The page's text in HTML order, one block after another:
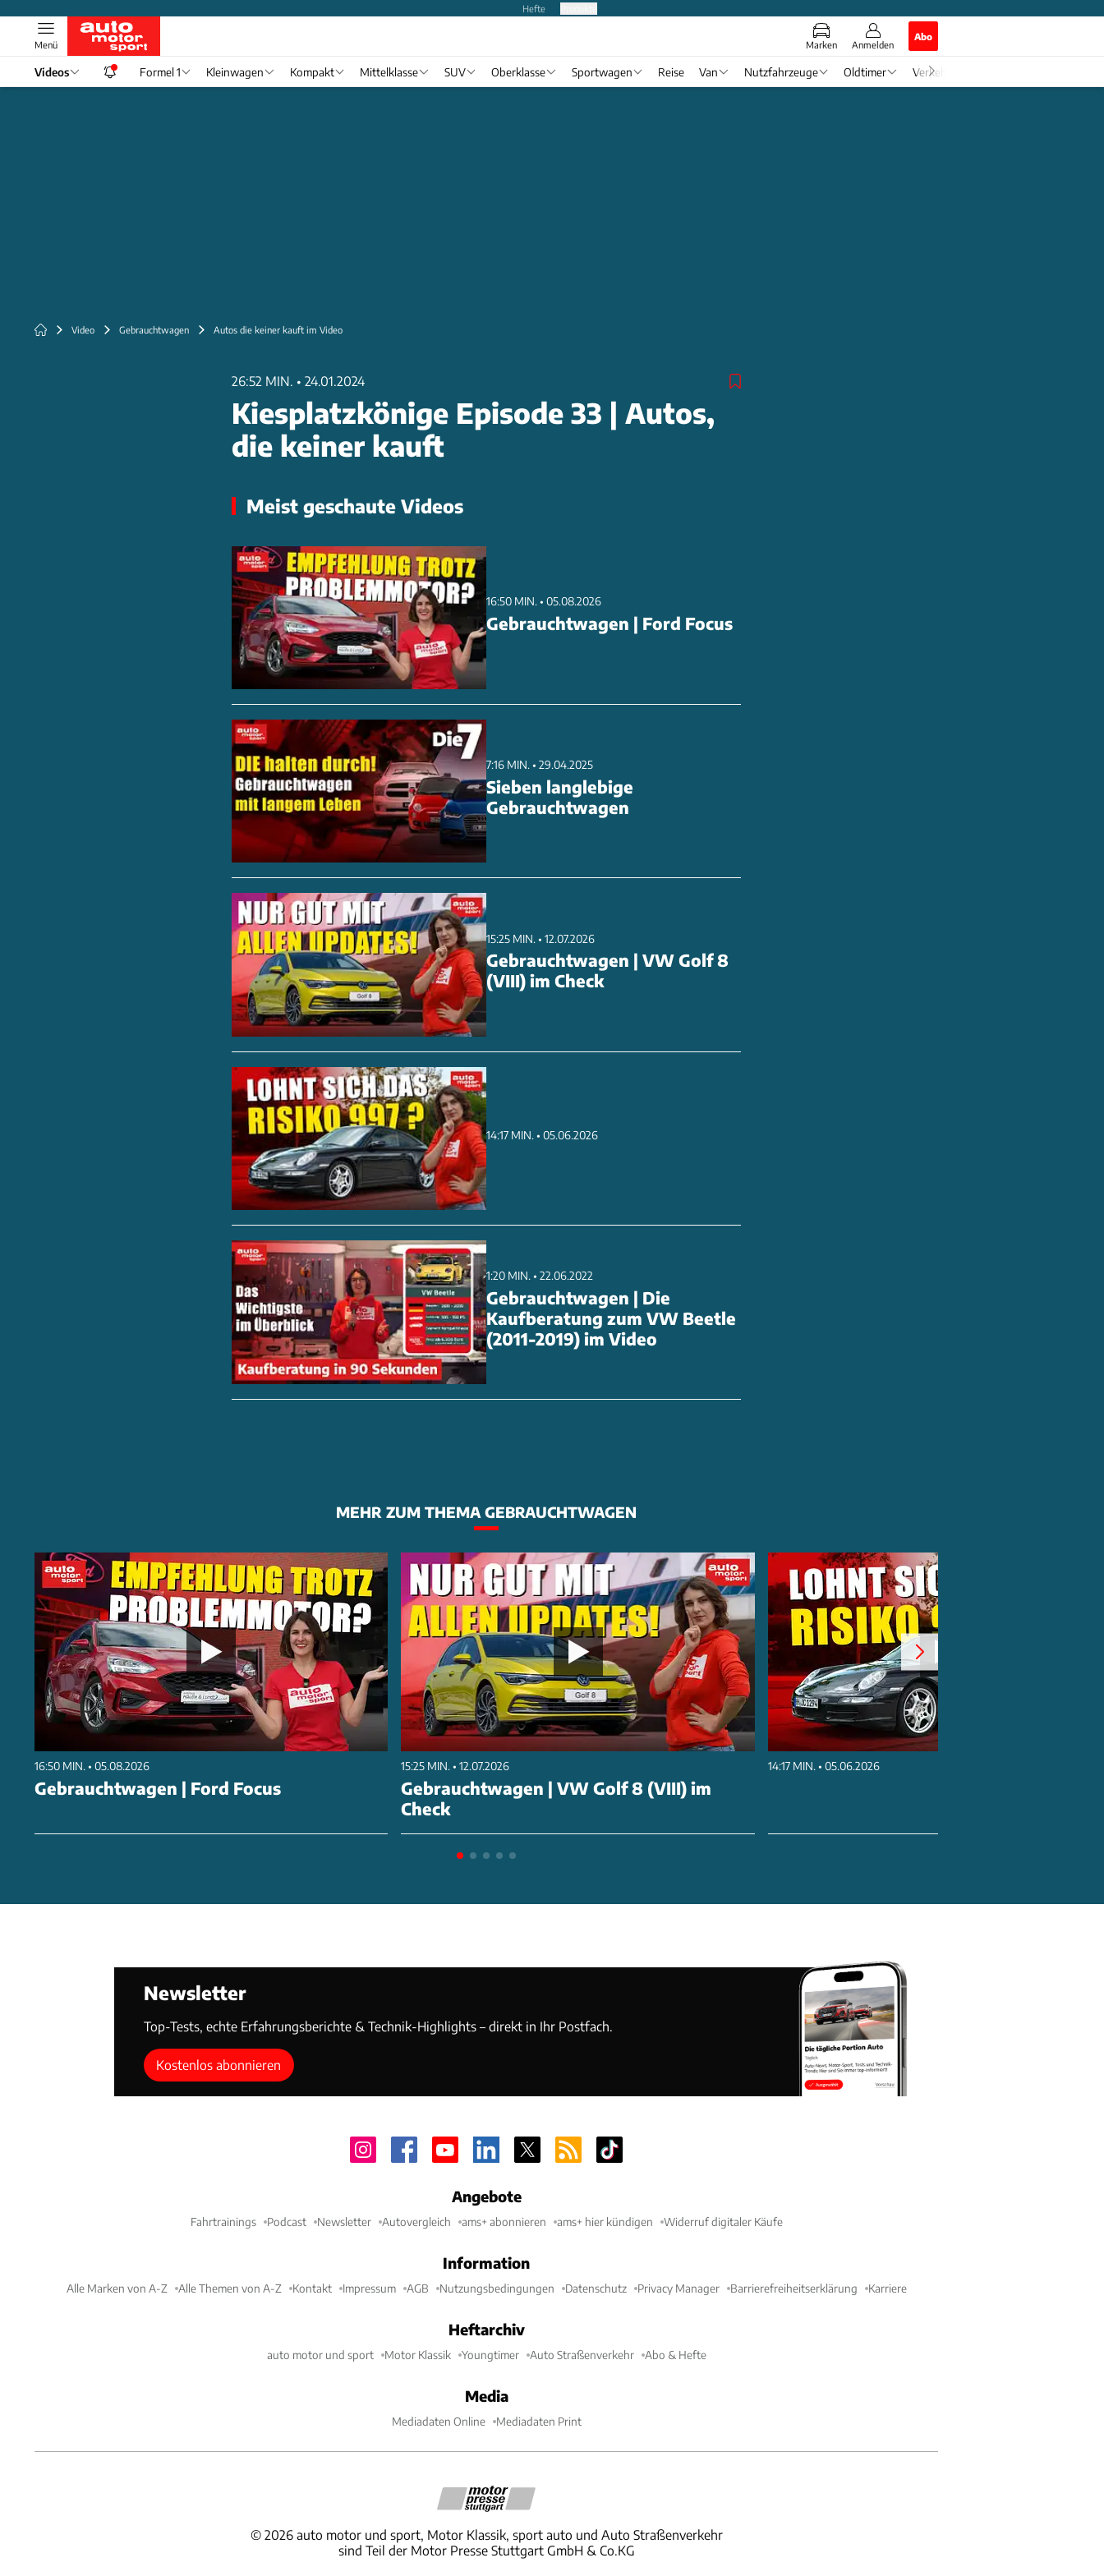
Hefte
Marken Anmelden
Abo
Menü
Videos Formel 1 Kleinwagen Kompakt Mittelklasse SUV Oberklasse Sportwagen Reise Van Nutzfahrzeuge Oldtimer Verkehr
Video Gebrauchtwagen Autos die keiner kauft im Video
26:52 MIN. • 24.01.2024
Kiesplatzkönige Episode 33 | Autos,
die keiner kauft
Meist geschaute Videos
16:50 MIN. • 05.08.2026
Gebrauchtwagen | Ford Focus
7:16 MIN. • 29.04.2025
Sieben langlebige
Gebrauchtwagen
15:25 MIN. • 12.07.2026
Gebrauchtwagen | VW Golf 8
(VIII) im Check
14:17 MIN. • 05.06.2026
1:20 MIN. • 22.06.2022
Gebrauchtwagen | Die
Kaufberatung zum VW Beetle
(2011-2019) im Video
MEHR ZUM THEMA GEBRAUCHTWAGEN
16:50 MIN. • 05.08.2026
Gebrauchtwagen | Ford Focus
15:25 MIN. • 12.07.2026
Gebrauchtwagen | VW Golf 8 (VIII) im
Check
14:17 MIN. • 05.06.2026
Newsletter
Top-Tests, echte Erfahrungsberichte & Technik-Highlights – direkt in Ihr Postfach.
Kostenlos abonnieren
Angebote
Fahrtrainings Podcast Newsletter Autovergleich ams+ abonnieren ams+ hier kündigen Widerruf digitaler Käufe
Information
Alle Marken von A-Z Alle Themen von A-Z Kontakt Impressum AGB Nutzungsbedingungen Datenschutz Privacy Manager Barrierefreiheitserklärung Karriere
Heftarchiv
auto motor und sport Motor Klassik Youngtimer Auto Straßenverkehr Abo & Hefte
Media
Mediadaten Online Mediadaten Print
© 2026 auto motor und sport, Motor Klassik, sport auto und Auto Straßenverkehr
sind Teil der Motor Presse Stuttgart GmbH & Co.KG